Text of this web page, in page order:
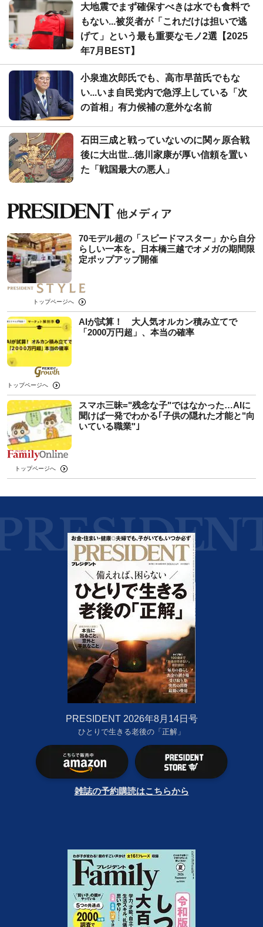
大地震でまず確保すべきは水でも食料で
もない...被災者が「これだけは担いで逃
げて」という最も重要なモノ2選【2025
年7月BEST】
小泉進次郎氏でも、高市早苗氏でもな
い...いま自民党内で急浮上している「次
の首相」有力候補の意外な名前
石田三成と戦っていないのに関ヶ原合戦
後に大出世...徳川家康が厚い信頼を置い
た「戦国最大の悪人」
70モデル超の「スピードマスター」から自分
らしい一本を。日本橋三越でオメガの期間限
定ポップアップ開催
トップページへ
AIが試算！ 大人気オルカン積み立てで
「2000万円超」、本当の確率
トップページへ
スマホ三昧="残念な子"ではなかった…AIに
聞けば一発でわかる｢子供の隠れた才能と"向
いている職業"｣
トップページへ
PRESIDENT 2026年8月14日号
ひとりで生きる老後の「正解」
雑誌の予約購読はこちらから